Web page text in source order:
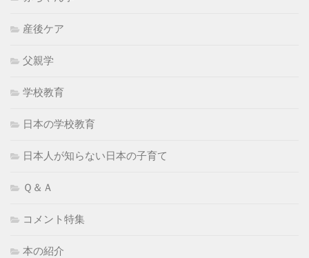
産後ケア
父親学
学校教育
日本の学校教育
日本人が知らない日本の子育て
Ｑ＆Ａ
コメント特集
本の紹介